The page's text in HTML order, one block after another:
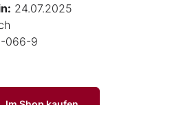
24.07.2025
066-9
Im Shop kaufen